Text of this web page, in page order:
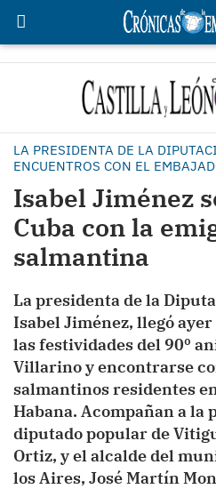
LA PRESIDENTA DE LA
ENCUENTROS CON EL
Isabel Jiménez
Cuba con la
salmantina
La presidenta de la
Isabel Jiménez, llegó
las festividades del 90º
Villarino y encontrarse
salmantinos residentes
Habana. Acompañan a la
diputado popular de
Ortiz, y el alcalde del
los Aires, José Martín